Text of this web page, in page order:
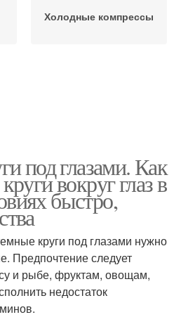
Холодные компрессы
под глазами. Как
вокруг глаз в
быстро,
круги под глазами нужно
Предпочтение следует
и рыбе, фруктам, овощам,
недостаток